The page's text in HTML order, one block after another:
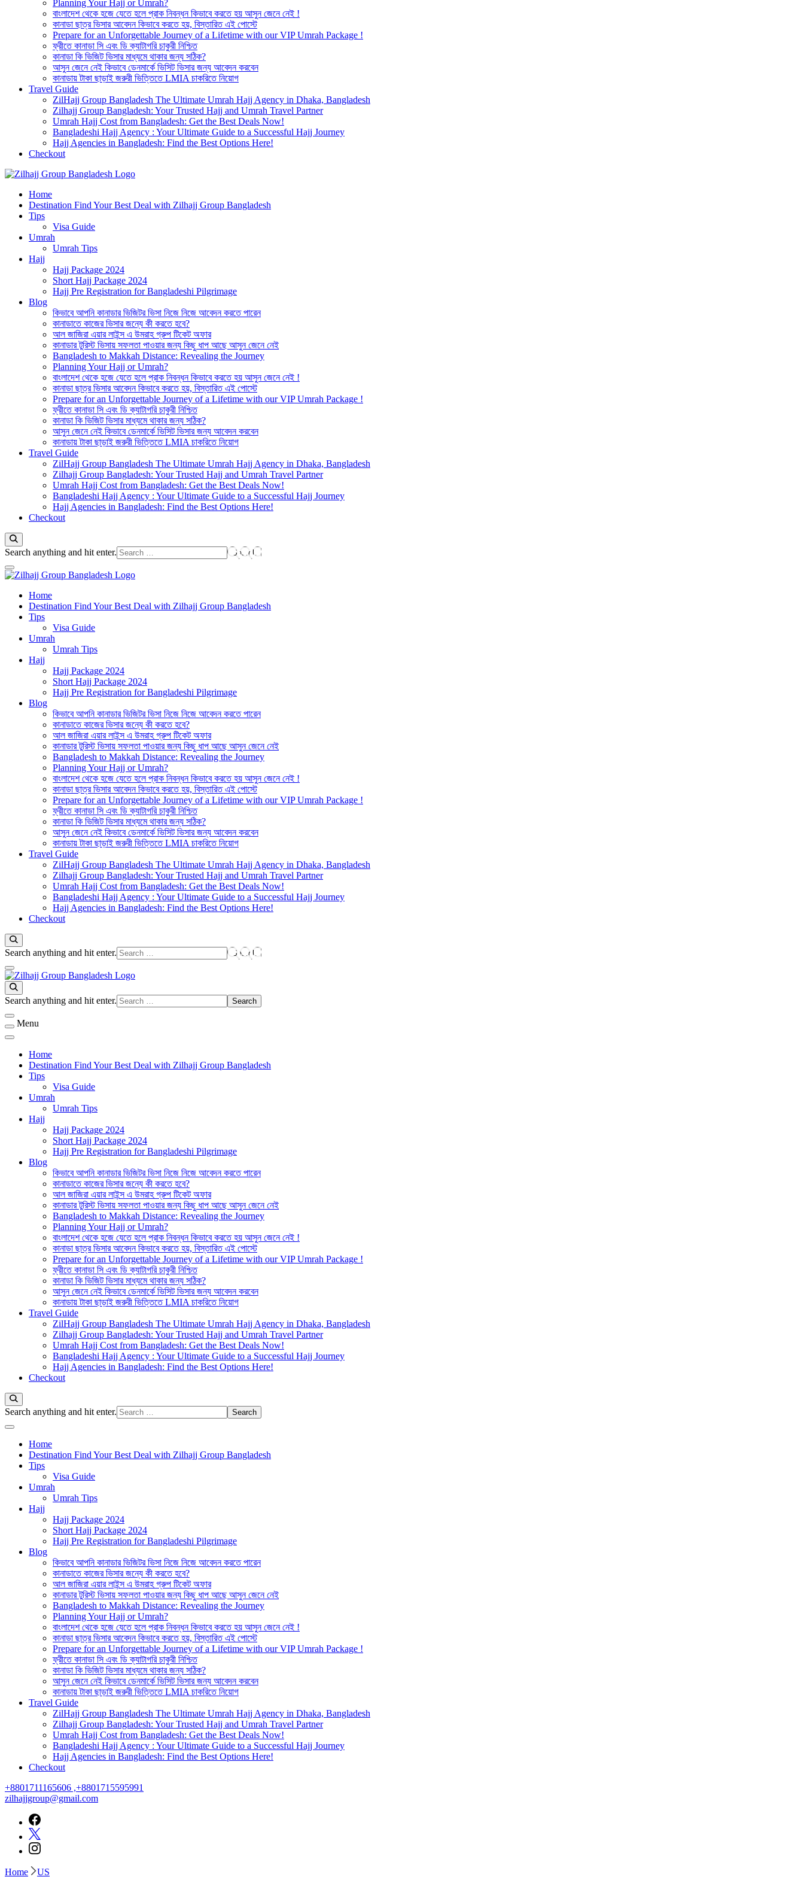
Planning Your Hajj or Umrah?
বাংলাদেশ থেকে হজে যেতে হলে প্রাক নিবন্ধন কিভাবে করতে হয় আসুন জেনে নেই !
কানাডা ছাত্র ভিসার আবেদন কিভাবে করতে হয়, বিস্তারিত এই পোস্টে
Prepare for an Unforgettable Journey of a Lifetime with our VIP Umrah Package !
ফ্রীতে কানাডা সি এবং ডি ক্যাটাগরি চাকুরী নিশ্চিত
কানাডা কি ভিজিট ভিসার মাধ্যমে থাকার জন্য সঠিক?
আসুন জেনে নেই কিভাবে ডেনমার্কে ভিসিট ভিসার জন্য আবেদন করবেন
কানাডায় টাকা ছাড়াই জরুরী ভিত্তিতে LMIA চাকরিতে নিয়োগ
Travel Guide
ZilHajj Group Bangladesh The Ultimate Umrah Hajj Agency in Dhaka, Bangladesh
Zilhajj Group Bangladesh: Your Trusted Hajj and Umrah Travel Partner
Umrah Hajj Cost from Bangladesh: Get the Best Deals Now!
Bangladeshi Hajj Agency : Your Ultimate Guide to a Successful Hajj Journey
Hajj Agencies in Bangladesh: Find the Best Options Here!
Checkout
জিলহজ্জ গ্রুপ বাংলাদেশ
Best Hajj Umrah Travel Tour Agent in Bangladesh
Home
Destination Find Your Best Deal with Zilhajj Group Bangladesh
Tips
Visa Guide
Umrah
Umrah Tips
Hajj
Hajj Package 2024
Short Hajj Package 2024
Hajj Pre Registration for Bangladeshi Pilgrimage
Blog
কিভাবে আপনি কানাডার ভিজিটর ভিসা নিজে নিজে আবেদন করতে পারেন
কানাডাতে কাজের ভিসার জন্যে কী করতে হবে?
আল জাজিরা এয়ার লাইন্স এ উমরাহ গ্রুপ টিকেট অফার
কানাডার টুরিস্ট ভিসায় সফলতা পাওয়ার জন্য কিছু ধাপ আছে আসুন জেনে নেই
Bangladesh to Makkah Distance: Revealing the Journey
Planning Your Hajj or Umrah?
বাংলাদেশ থেকে হজে যেতে হলে প্রাক নিবন্ধন কিভাবে করতে হয় আসুন জেনে নেই !
কানাডা ছাত্র ভিসার আবেদন কিভাবে করতে হয়, বিস্তারিত এই পোস্টে
Prepare for an Unforgettable Journey of a Lifetime with our VIP Umrah Package !
ফ্রীতে কানাডা সি এবং ডি ক্যাটাগরি চাকুরী নিশ্চিত
কানাডা কি ভিজিট ভিসার মাধ্যমে থাকার জন্য সঠিক?
আসুন জেনে নেই কিভাবে ডেনমার্কে ভিসিট ভিসার জন্য আবেদন করবেন
কানাডায় টাকা ছাড়াই জরুরী ভিত্তিতে LMIA চাকরিতে নিয়োগ
Travel Guide
ZilHajj Group Bangladesh The Ultimate Umrah Hajj Agency in Dhaka, Bangladesh
Zilhajj Group Bangladesh: Your Trusted Hajj and Umrah Travel Partner
Umrah Hajj Cost from Bangladesh: Get the Best Deals Now!
Bangladeshi Hajj Agency : Your Ultimate Guide to a Successful Hajj Journey
Hajj Agencies in Bangladesh: Find the Best Options Here!
Checkout
Looking
Something?
Search anything and hit enter.
জিলহজ্জ গ্রুপ বাংলাদেশ
Best Hajj Umrah Travel Tour Agent in Bangladesh
Home
Destination Find Your Best Deal with Zilhajj Group Bangladesh
Tips
Visa Guide
Umrah
Umrah Tips
Hajj
Hajj Package 2024
Short Hajj Package 2024
Hajj Pre Registration for Bangladeshi Pilgrimage
Blog
কিভাবে আপনি কানাডার ভিজিটর ভিসা নিজে নিজে আবেদন করতে পারেন
কানাডাতে কাজের ভিসার জন্যে কী করতে হবে?
আল জাজিরা এয়ার লাইন্স এ উমরাহ গ্রুপ টিকেট অফার
কানাডার টুরিস্ট ভিসায় সফলতা পাওয়ার জন্য কিছু ধাপ আছে আসুন জেনে নেই
Bangladesh to Makkah Distance: Revealing the Journey
Planning Your Hajj or Umrah?
বাংলাদেশ থেকে হজে যেতে হলে প্রাক নিবন্ধন কিভাবে করতে হয় আসুন জেনে নেই !
কানাডা ছাত্র ভিসার আবেদন কিভাবে করতে হয়, বিস্তারিত এই পোস্টে
Prepare for an Unforgettable Journey of a Lifetime with our VIP Umrah Package !
ফ্রীতে কানাডা সি এবং ডি ক্যাটাগরি চাকুরী নিশ্চিত
কানাডা কি ভিজিট ভিসার মাধ্যমে থাকার জন্য সঠিক?
আসুন জেনে নেই কিভাবে ডেনমার্কে ভিসিট ভিসার জন্য আবেদন করবেন
কানাডায় টাকা ছাড়াই জরুরী ভিত্তিতে LMIA চাকরিতে নিয়োগ
Travel Guide
ZilHajj Group Bangladesh The Ultimate Umrah Hajj Agency in Dhaka, Bangladesh
Zilhajj Group Bangladesh: Your Trusted Hajj and Umrah Travel Partner
Umrah Hajj Cost from Bangladesh: Get the Best Deals Now!
Bangladeshi Hajj Agency : Your Ultimate Guide to a Successful Hajj Journey
Hajj Agencies in Bangladesh: Find the Best Options Here!
Checkout
Looking
Something?
Search anything and hit enter.
জিলহজ্জ গ্রুপ বাংলাদেশ
Best Hajj Umrah Travel Tour Agent in Bangladesh
Looking
Something?
Search anything and hit enter.
Menu
Home
Destination Find Your Best Deal with Zilhajj Group Bangladesh
Tips
Visa Guide
Umrah
Umrah Tips
Hajj
Hajj Package 2024
Short Hajj Package 2024
Hajj Pre Registration for Bangladeshi Pilgrimage
Blog
কিভাবে আপনি কানাডার ভিজিটর ভিসা নিজে নিজে আবেদন করতে পারেন
কানাডাতে কাজের ভিসার জন্যে কী করতে হবে?
আল জাজিরা এয়ার লাইন্স এ উমরাহ গ্রুপ টিকেট অফার
কানাডার টুরিস্ট ভিসায় সফলতা পাওয়ার জন্য কিছু ধাপ আছে আসুন জেনে নেই
Bangladesh to Makkah Distance: Revealing the Journey
Planning Your Hajj or Umrah?
বাংলাদেশ থেকে হজে যেতে হলে প্রাক নিবন্ধন কিভাবে করতে হয় আসুন জেনে নেই !
কানাডা ছাত্র ভিসার আবেদন কিভাবে করতে হয়, বিস্তারিত এই পোস্টে
Prepare for an Unforgettable Journey of a Lifetime with our VIP Umrah Package !
ফ্রীতে কানাডা সি এবং ডি ক্যাটাগরি চাকুরী নিশ্চিত
কানাডা কি ভিজিট ভিসার মাধ্যমে থাকার জন্য সঠিক?
আসুন জেনে নেই কিভাবে ডেনমার্কে ভিসিট ভিসার জন্য আবেদন করবেন
কানাডায় টাকা ছাড়াই জরুরী ভিত্তিতে LMIA চাকরিতে নিয়োগ
Travel Guide
ZilHajj Group Bangladesh The Ultimate Umrah Hajj Agency in Dhaka, Bangladesh
Zilhajj Group Bangladesh: Your Trusted Hajj and Umrah Travel Partner
Umrah Hajj Cost from Bangladesh: Get the Best Deals Now!
Bangladeshi Hajj Agency : Your Ultimate Guide to a Successful Hajj Journey
Hajj Agencies in Bangladesh: Find the Best Options Here!
Checkout
Looking
Something?
Search anything and hit enter.
Home
Destination Find Your Best Deal with Zilhajj Group Bangladesh
Tips
Visa Guide
Umrah
Umrah Tips
Hajj
Hajj Package 2024
Short Hajj Package 2024
Hajj Pre Registration for Bangladeshi Pilgrimage
Blog
কিভাবে আপনি কানাডার ভিজিটর ভিসা নিজে নিজে আবেদন করতে পারেন
কানাডাতে কাজের ভিসার জন্যে কী করতে হবে?
আল জাজিরা এয়ার লাইন্স এ উমরাহ গ্রুপ টিকেট অফার
কানাডার টুরিস্ট ভিসায় সফলতা পাওয়ার জন্য কিছু ধাপ আছে আসুন জেনে নেই
Bangladesh to Makkah Distance: Revealing the Journey
Planning Your Hajj or Umrah?
বাংলাদেশ থেকে হজে যেতে হলে প্রাক নিবন্ধন কিভাবে করতে হয় আসুন জেনে নেই !
কানাডা ছাত্র ভিসার আবেদন কিভাবে করতে হয়, বিস্তারিত এই পোস্টে
Prepare for an Unforgettable Journey of a Lifetime with our VIP Umrah Package !
ফ্রীতে কানাডা সি এবং ডি ক্যাটাগরি চাকুরী নিশ্চিত
কানাডা কি ভিজিট ভিসার মাধ্যমে থাকার জন্য সঠিক?
আসুন জেনে নেই কিভাবে ডেনমার্কে ভিসিট ভিসার জন্য আবেদন করবেন
কানাডায় টাকা ছাড়াই জরুরী ভিত্তিতে LMIA চাকরিতে নিয়োগ
Travel Guide
ZilHajj Group Bangladesh The Ultimate Umrah Hajj Agency in Dhaka, Bangladesh
Zilhajj Group Bangladesh: Your Trusted Hajj and Umrah Travel Partner
Umrah Hajj Cost from Bangladesh: Get the Best Deals Now!
Bangladeshi Hajj Agency : Your Ultimate Guide to a Successful Hajj Journey
Hajj Agencies in Bangladesh: Find the Best Options Here!
Checkout
+8801711165606 ,+8801715595991
zilhajjgroup@gmail.com
Home US